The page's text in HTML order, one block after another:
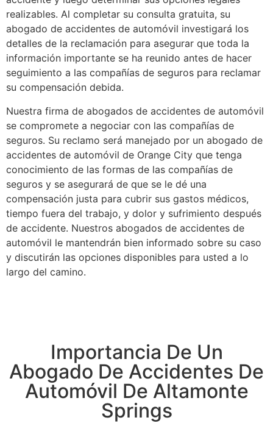
realizables. Al completar su consulta gratuita, su
abogado de accidentes de automóvil investigará los
detalles de la reclamación para asegurar que toda la
información importante se ha reunido antes de hacer
seguimiento a las compañías de seguros para reclamar
su compensación debida.
Nuestra firma de abogados de accidentes de automóvil
se compromete a negociar con las compañías de
seguros. Su reclamo será manejado por un abogado de
accidentes de automóvil de Orange City que tenga
conocimiento de las formas de las compañías de
seguros y se asegurará de que se le dé una
compensación justa para cubrir sus gastos médicos,
tiempo fuera del trabajo, y dolor y sufrimiento después
de accidente. Nuestros abogados de accidentes de
automóvil le mantendrán bien informado sobre su caso
y discutirán las opciones disponibles para usted a lo
largo del camino.
Importancia De Un
Abogado De Accidentes De
Automóvil De Altamonte
Springs